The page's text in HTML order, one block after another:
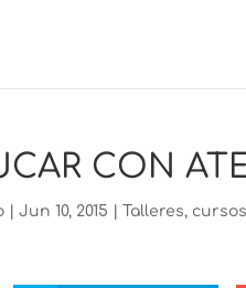
CON
|Jun 10, 2015 Talleres,